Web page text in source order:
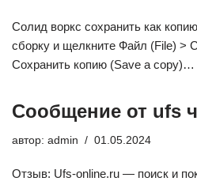
Солид воркс сохранить как
сборку и щелкните Файл (File) >
Сохранить копию (Save a copy)…
Сообщение от ufs
автор: admin 01.05.2024
Отзыв: Ufs-online.ru — поиск и